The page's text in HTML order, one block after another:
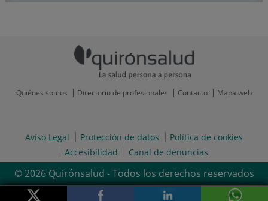
Quiénes somos Directorio de profesionales Contacto Mapa web
Aviso Legal Protección de datos
Política de cookies
Accesibilidad
Canal de denuncias
© 2026 Quirónsalud - Todos los derechos reservados